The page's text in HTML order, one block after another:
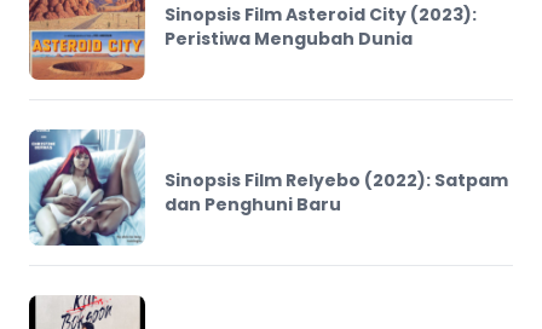
Sinopsis Film Asteroid City (2023):
Peristiwa Mengubah Dunia
Sinopsis Film Relyebo (2022): Satpam
dan Penghuni Baru